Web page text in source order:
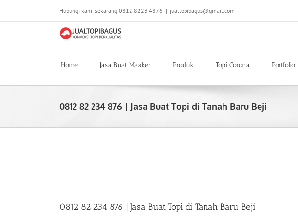
content
Hubungi kami sekarang 0812 8223 4876 | jualtopibagus@gmail.com
Home Jasa Buat Masker Produk Topi Corona Portfolio
0812 82 234 876 | Jasa Buat Topi di Tanah Baru Beji
0812 82 234 876 | Jasa Buat Topi di Tanah Baru Beji